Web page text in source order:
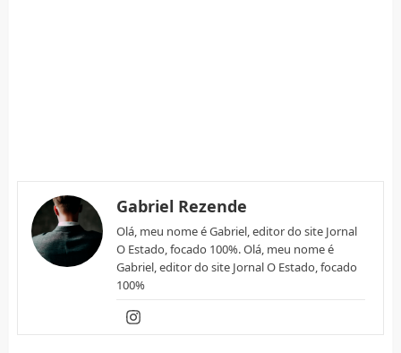
Gabriel Rezende
Olá, meu nome é Gabriel, editor do site Jornal
O Estado, focado 100%. Olá, meu nome é
Gabriel, editor do site Jornal O Estado, focado
100%